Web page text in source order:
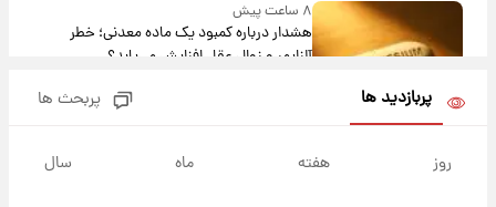
۸ ساعت پیش
هشدار درباره کمبود یک ماده معدنی؛ خطر
آلزایمر و زوال عقل افزایش می‌یابد؟
پی رفتن رامین رضاییان+ عکس
پربازدید ها پربحث ها
روز هفته ماه سال